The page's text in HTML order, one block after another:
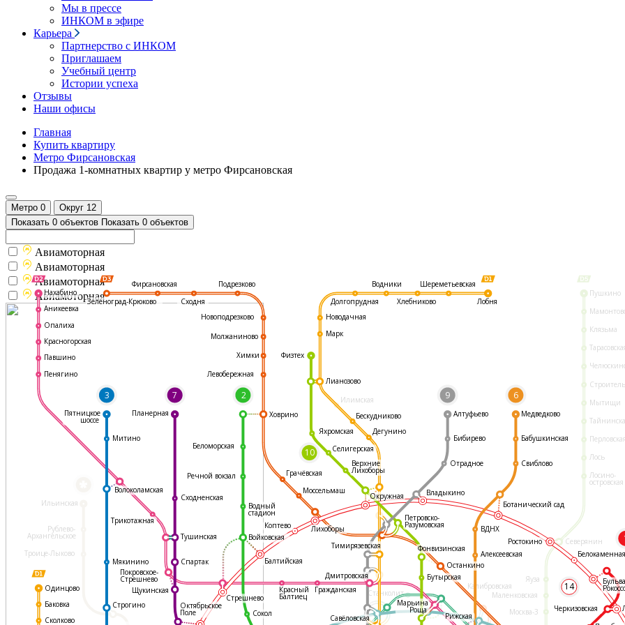
Мы в прессе
ИНКОМ в эфире
Карьера
Партнерство с ИНКОМ
Приглашаем
Учебный центр
Истории успеха
Отзывы
Наши офисы
Главная
Купить квартиру
Метро Фирсановская
Продажа 1-комнатных квартир у метро Фирсановская
Метро 0 Округ 12
Показать 0 объектов Показать 0 объектов
Илимская
Пушкино
Клязьма
Мытищи
Лось
Лосино-
островская
Северянин
Яуза
Маленковская
Москва-3
Ильинская
Рублево-
Архангельское
Троице-Лыково
Калибровская
Станколит
3 7
14
2 9 6
10
Фирсановская
Сходня
Подрезково
Новоподрезково
Молжаниново
Химки
Левобережная
Ховрино
Грачёвская
Моссельмаш
Останкино
Медведково
Бабушкинская
Свиблово
ВДНХ
Алексеевская
Рижская
Сокол
Красный
Балтиец
Гражданская
Дмитровская
Коптево Лихоборы
Балтийская
Войковская
Водный
стадион
Сходненская
Трикотажная
Волоколамская
Тушинская
Мякинино
Строгино
Митино
Нахабино
Аникеевка
Опалиха
Красногорская
Павшино
Пенягино
Одинцово
Баковка
Сколково
Пятницкое
шоссе
Планерная
Спартак
Стрешнево
Щукинская
Октябрьское
Поле
Окружная
Дегунино
Бескудниково
Верхние
Лихоборы
Селигерская
Физтех
Яхромская
Марк
Лианозово
Новодачная
Речной вокзал
Беломорская
Долгопрудная
Водники
Хлебниково
Шереметьевская
Лобня
Тимирязевская
Марьина
Роща
Савёловская
Фонвизинская
Бутырская
Петровско-
Разумовская
Покровское-
Стрешнево
Бибирево
Отрадное
Владыкино
Ботанический сад
Алтуфьево
Ростокино
Черкизовская
Зеленоград-Крюково
Авиамоторная
Авиамоторная
Авиамоторная
Авиамоторная